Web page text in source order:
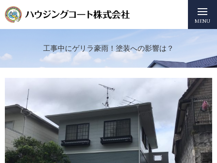
MENU
工事中にゲリラ豪雨！塗装への影響は？